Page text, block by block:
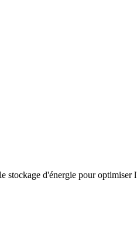
stockage d'énergie pour optimiser